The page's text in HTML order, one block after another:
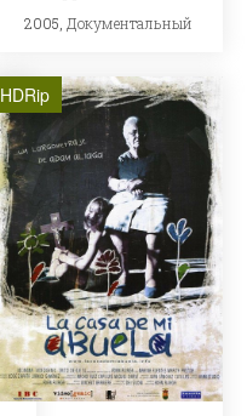
2005, Документальный
HDRip